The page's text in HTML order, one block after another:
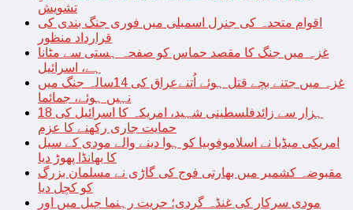
تشویش
اقوام متحدہ کی جنرل اسمبلی میں فوری جنگ بندی کی
قرارداد منظور
غزہ میں جنگ کا مقصد حماس کو صفحہ ہستی سے مٹانا
ہے، اسرائیل
غزہ میں جتنے بچے قتل ہوئے اُتنےعراق کی 14سالہ جنگ میں
نہیں ہوئے، جمائما
18 ہزار سے زائدفلسطینی شہید، امریکہ کا اسرائیل کی
حمایت جاری رکھنے کا عزم
امریکی میڈیا نے اسلاموفوبیا کو ہوا دینے والے مودی کے سیل
کا بھانڈا پھوڑ دیا
مقبوضہ کشمیر میں بھارتی فوج کی گاڑی نے مسلمان بزرگ
کو کچل دیا
مودی سرکار کی غنڈہ گردی؛ حریت رہنما جیل میں اور